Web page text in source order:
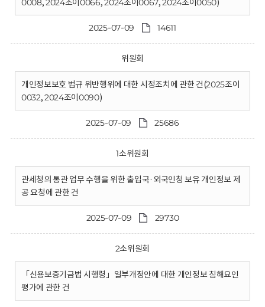
0008, 2024조이0066, 2024조이0067, 2024조이0050)
2025-07-09 14611
위원회
개인정보보호 법규 위반행위에 대한 시정조치에 관한 건(2025조이
0032, 2024조이0090)
2025-07-09 25686
1소위원회
관세청의 통관 업무 수행을 위한 출입국·외국인청 보유 개인정보 제
공 요청에 관한 건
2025-07-09 29730
2소위원회
「신용보증기금법 시행령」일부개정안에 대한 개인정보 침해요인
평가에 관한 건